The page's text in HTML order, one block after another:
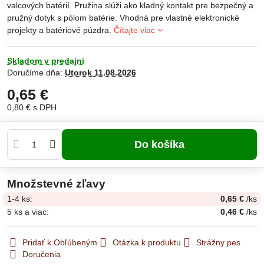
valcových batérií. Pružina slúži ako kladný kontakt pre bezpečný a
pružný dotyk s pólom batérie. Vhodná pre vlastné elektronické
projekty a batériové púzdra. Čítajte viac
Skladom v predajni
Doručíme dňa: Utorok 11.08.2026
0,65 €
0,80 € s DPH
Do košíka
Množstevné zľavy
1-4 ks: 0,65 € /ks
5 ks a viac: 0,46 € /ks
Pridať k Obľúbeným Otázka k produktu
Strážny pes
Doručenia